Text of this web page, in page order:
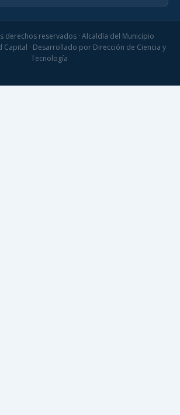
derechos reservados · Alcaldía del Municipio
Capital · Desarrollado por Dirección de Ciencia y
Tecnología